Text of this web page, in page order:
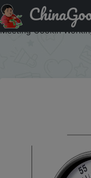
Знижка на 1pc Visual
Timers Kitchen
Meeting Cookin